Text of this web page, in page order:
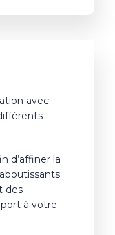
avec
d’affiner la
des
à votre